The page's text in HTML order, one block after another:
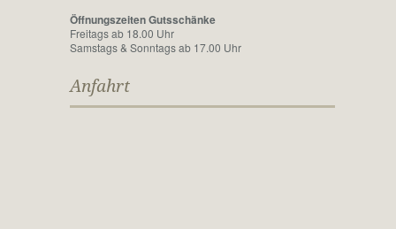
Öffnungszeiten Gutsschänke
Freitags ab 18.00 Uhr
Samstags & Sonntags ab 17.00 Uhr
Anfahrt